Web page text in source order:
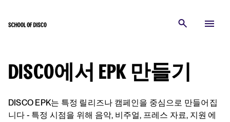
DISCO에서 EPK 만들기
DISCO EPK는 특정 릴리즈나 캠페인을 중심으로 만들어집
니다 - 특정 시점을 위해 음악, 비주얼, 프레스 자료, 지원 에